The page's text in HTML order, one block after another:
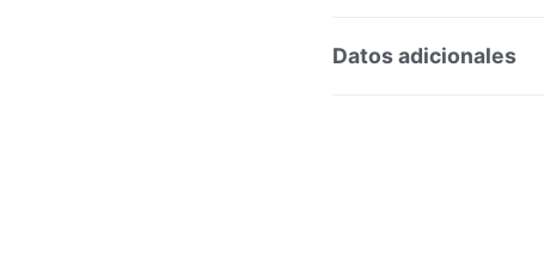
Preguntas y respuestas
Datos adicionales